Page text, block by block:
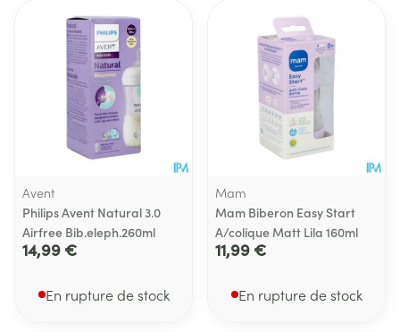
Avent
Philips Avent Natural 3.0
Airfree Bib.eleph.260ml
14,99 €
En rupture de stock
Mam
Mam Biberon Easy Start
A/colique Matt Lila 160ml
11,99 €
En rupture de stock